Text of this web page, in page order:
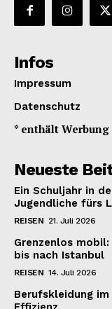
Infos
Impressum
Datenschutz
* enthält Werbung
Neueste
Ein Schuljahr in
Jugendliche fürs
REISEN 21. Juli 2026
Grenzenlos
bis nach Istanbul
REISEN 14. Juli 2026
Berufskleidung